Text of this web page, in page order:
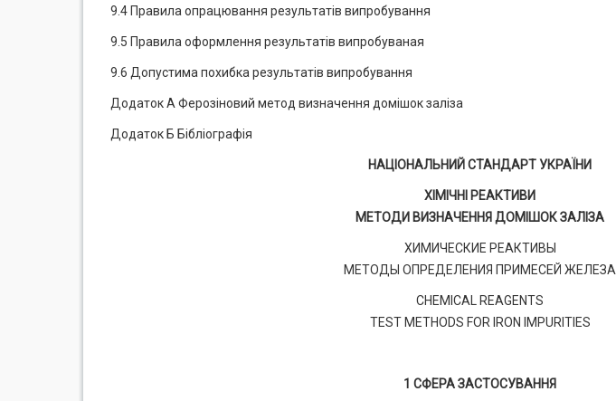
9.4 Правила опрацювання результатів випробування
9.5 Правила оформлення результатів випробуваная
9.6 Допустима похибка результатів випробування
Додаток А Ферозіновий метод визначення домішок заліза
Додаток Б Бібліографія
НАЦІОНАЛЬНИЙ СТАНДАРТ УКРАЇНИ
ХІМІЧНІ РЕАКТИВИ
МЕТОДИ ВИЗНАЧЕННЯ ДОМІШОК ЗАЛІЗА
ХИМИЧЕСКИЕ РЕАКТИВЫ
МЕТОДЫ ОПРЕДЕЛЕНИЯ ПРИМЕСЕЙ ЖЕЛЕЗА
CHEMICAL REAGENTS
TEST METHODS FOR IRON IMPURITIES
1 СФЕРА ЗАСТОСУВАННЯ